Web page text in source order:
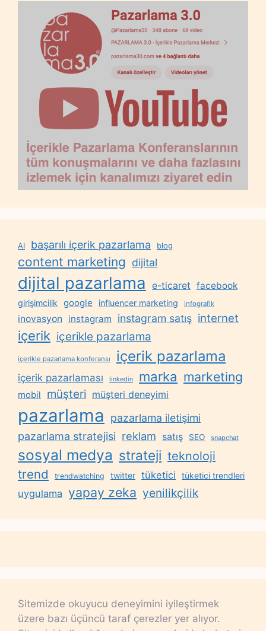
AI başarılı içerik pazarlama blog
content marketing dijital
dijital pazarlama e-ticaret facebook
girişimcilik google influencer marketing infografik
inovasyon instagram instagram satış internet
içerik içerikle pazarlama
içerikle pazarlama konferansı içerik pazarlama
içerik pazarlaması linkedin marka marketing
mobil müşteri müşteri deneyimi
pazarlama
pazarlama iletişimi
pazarlama stratejisi reklam satış SEO snapchat
sosyal medya strateji teknoloji
trend trendwatching twitter tüketici tüketici trendleri
uygulama yapay zeka yenilikçilik
Sitemizde okuyucu deneyimini iyileştirmek
üzere bazı üçüncü taraf çerezler yer alıyor.